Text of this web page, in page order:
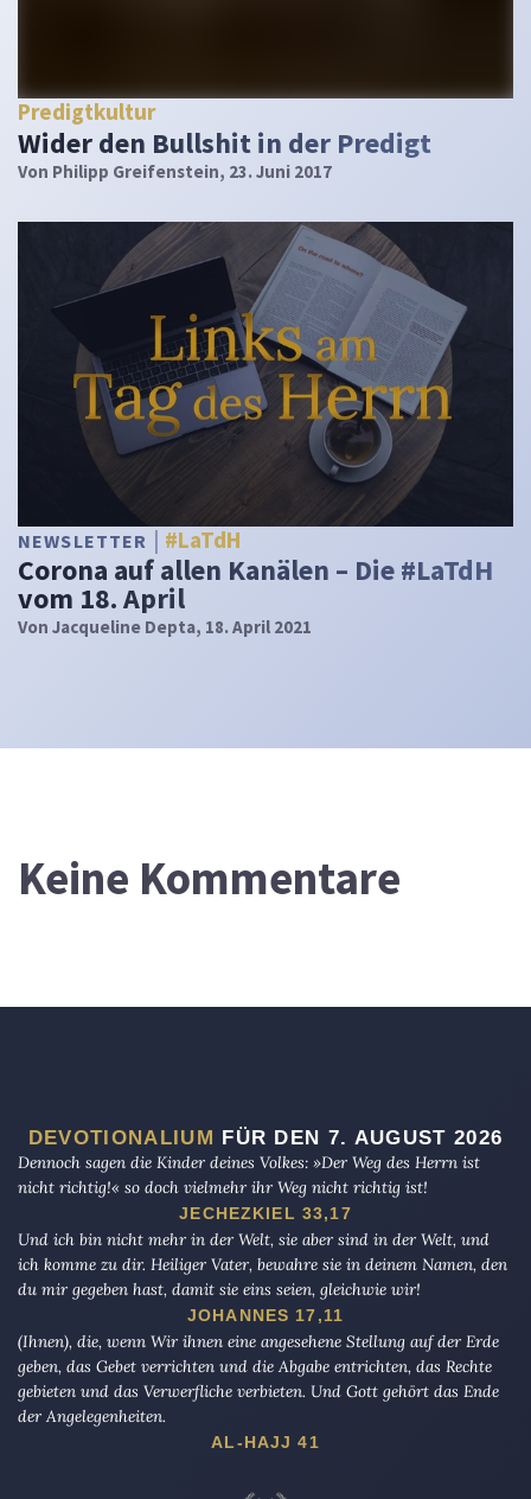
Predigtkultur
Wider den Bullshit in der Predigt
Von Philipp Greifenstein, 23. Juni 2017
NEWSLETTER #LaTdH
Corona auf allen Kanälen – Die #LaTdH
vom 18. April
Von Jacqueline Depta, 18. April 2021
Keine Kommentare
DEVOTIONALIUM FÜR DEN 7. AUGUST 2026
Dennoch sagen die Kinder deines Volkes: »Der Weg des Herrn ist
nicht richtig!« so doch vielmehr ihr Weg nicht richtig ist!
JECHEZKIEL 33,17
Und ich bin nicht mehr in der Welt, sie aber sind in der Welt, und
ich komme zu dir. Heiliger Vater, bewahre sie in deinem Namen, den
du mir gegeben hast, damit sie eins seien, gleichwie wir!
JOHANNES 17,11
(Ihnen), die, wenn Wir ihnen eine angesehene Stellung auf der Erde
geben, das Gebet verrichten und die Abgabe entrichten, das Rechte
gebieten und das Verwerfliche verbieten. Und Gott gehört das Ende
der Angelegenheiten.
AL-HAJJ 41